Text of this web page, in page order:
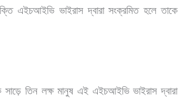
এইচআইভি ভাইরাস দ্বারা সংক্রমিত হলে তাকে
তিন লক্ষ মানুষ এই এইচআইভি ভাইরাস দ্বারা